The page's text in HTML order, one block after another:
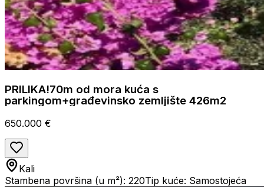
PRILIKA!70m od mora kuća s
parkingom+građevinsko zemljište 426m2
650.000 €
Kali
Stambena površina (u m²): 220Tip kuće: Samostojeća